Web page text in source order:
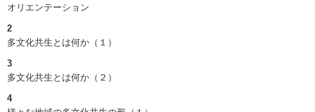
オリエンテーション
2
多文化共生とは何か（１）
3
多文化共生とは何か（２）
4